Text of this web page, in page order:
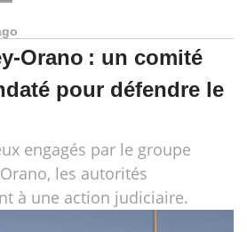
Orano : un comité
pour défendre le
engagés par le groupe
les autorités
à une action judiciaire.